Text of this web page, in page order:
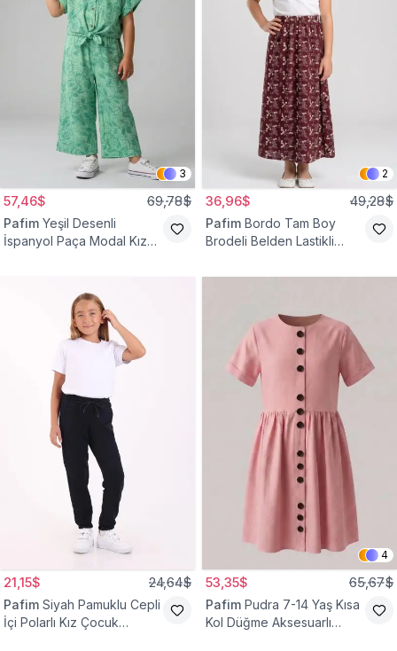
3
57,46$ 69,78$
Pafim Yeşil Desenli
İspanyol Paça Modal Kız
2
36,96$ 49,28$
Pafim Bordo Tam Boy
Brodeli Belden Lastikli
21,15$ 24,64$
Pafim Siyah Pamuklu Cepli
İçi Polarlı Kız Çocuk
4
53,35$ 65,67$
Pafim Pudra 7-14 Yaş Kısa
Kol Düğme Aksesuarlı